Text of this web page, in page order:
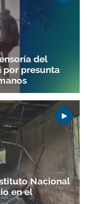
del
por presunta
Nacional
en el